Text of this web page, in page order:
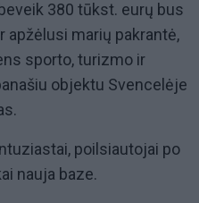
380 tūkst. eurų bus
apžėlusi marių pakrantė,
sporto, turizmo ir
objektu Svencelėje
poilsiautojai po
nauja baze.